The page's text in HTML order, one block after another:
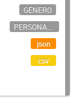
GÉNERO
PERSONAL CIENTÍFICO-TECNOLÓGICO
json
csv